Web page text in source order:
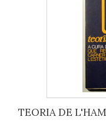
TEORIA DE